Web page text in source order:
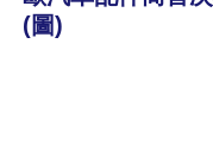
(圖)